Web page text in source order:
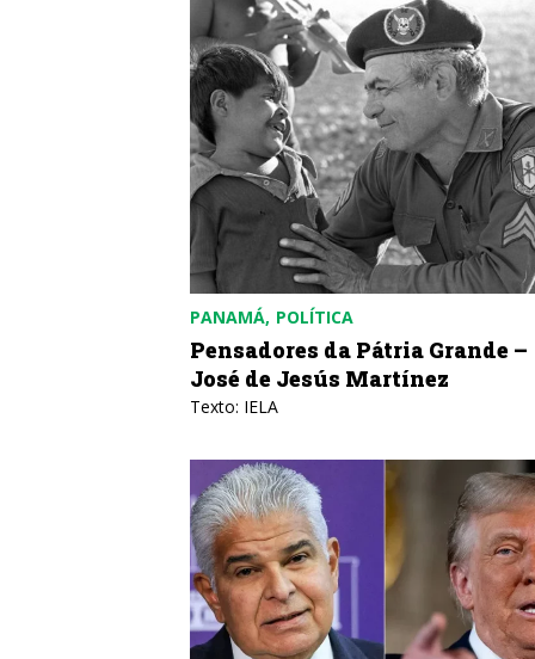
PANAMÁ POLÍTICA
Pensadores da Pátria Grande –
José de Jesús Martínez
Texto: IELA